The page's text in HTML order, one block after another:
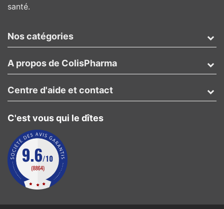
santé.
Nos catégories
A propos de ColisPharma
C'est vous qui le dîtes
Centre d'aide et contact